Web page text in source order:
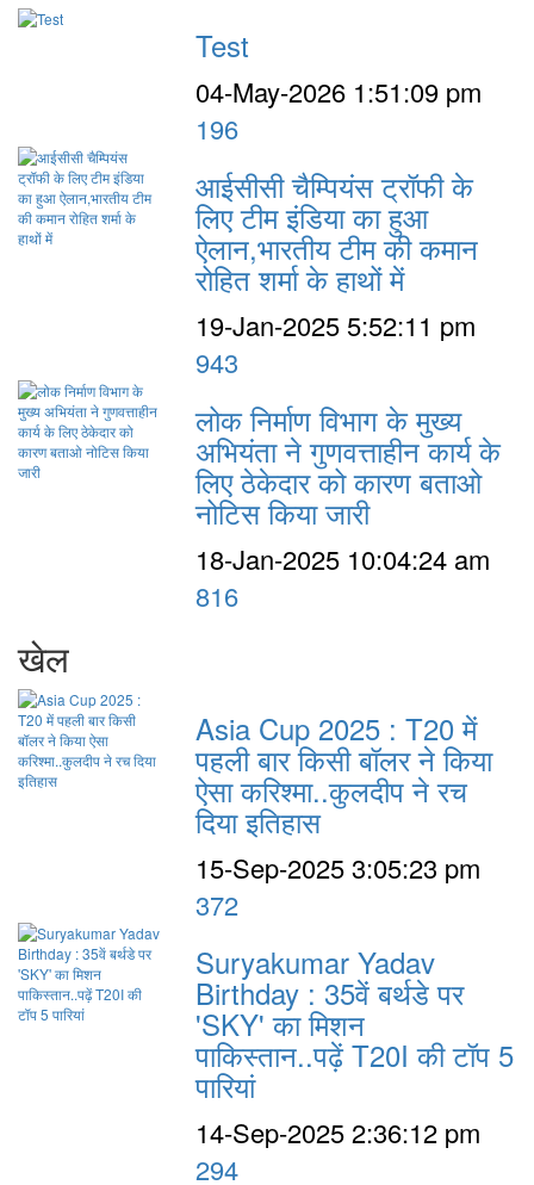
Test
04-May-2026 1:51:09 pm
196
आईसीसी चैम्पियंस ट्रॉफी के
लिए टीम इंडिया का हुआ
ऐलान,भारतीय टीम की कमान
रोहित शर्मा के हाथों में
19-Jan-2025 5:52:11 pm
943
लोक निर्माण विभाग के मुख्य
अभियंता ने गुणवत्ताहीन कार्य के
लिए ठेकेदार को कारण बताओ
नोटिस किया जारी
18-Jan-2025 10:04:24 am
816
खेल
Asia Cup 2025 : T20 में
पहली बार किसी बॉलर ने किया
ऐसा करिश्मा..कुलदीप ने रच
दिया इतिहास
15-Sep-2025 3:05:23 pm
372
Suryakumar Yadav
Birthday : 35वें बर्थडे पर
'SKY' का मिशन
पाकिस्तान..पढ़ें T20I की टॉप 5
पारियां
14-Sep-2025 2:36:12 pm
294